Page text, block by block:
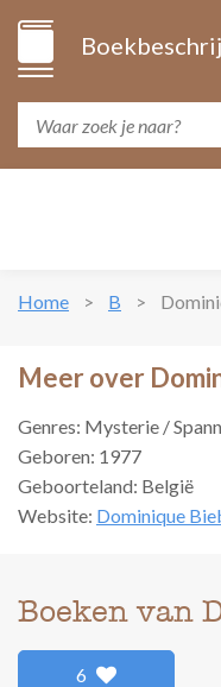
Home B
Meer over
Genres: Mysterie /
Geboren: 1977
Geboorteland: België
Website: Dominique
Boeken van
6